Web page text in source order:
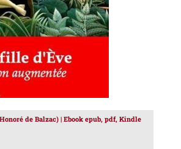
de Balzac) | Ebook epub, pdf, Kindle